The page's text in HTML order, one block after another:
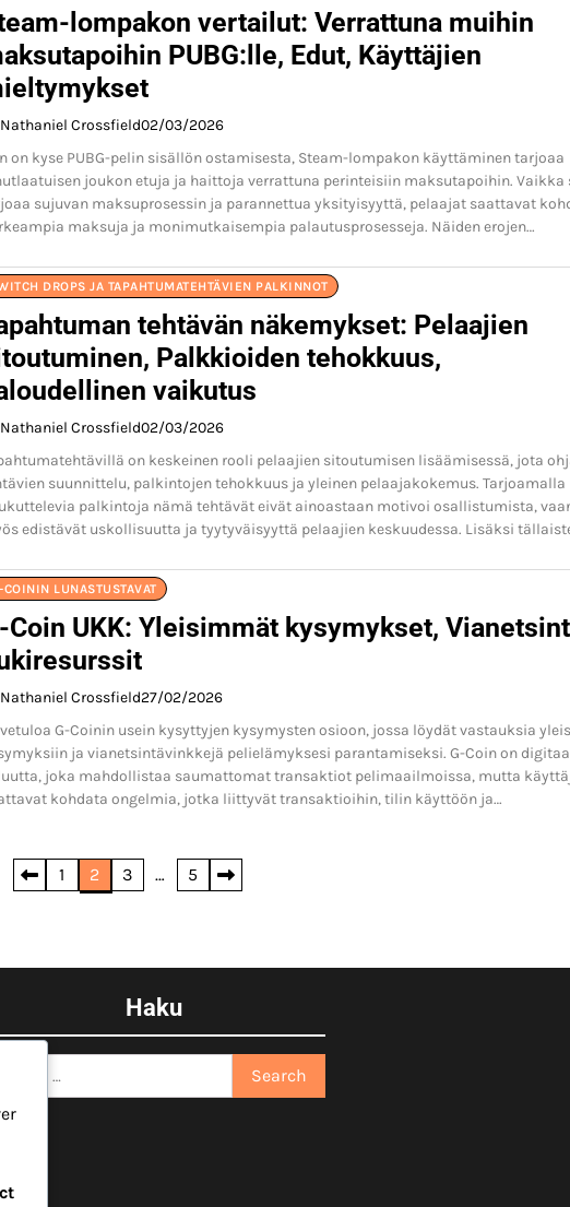
lompakon vertailut: Verrattuna muihin
PUBG:lle, Edut, Käyttäjien
Crossfield02/03/2026
on kyse PUBG-pelin sisällön ostamisesta, Steam-lompakon käyttäminen tarjoaa
joukon etuja ja haittoja verrattuna perinteisiin maksutapoihin. Vaikka
sujuvan maksuprosessin ja parannettua yksityisyyttä, pelaajat saattavat
maksuja ja monimutkaisempia palautusprosesseja. Näiden erojen…
DROPS JA TAPAHTUMATEHTÄVIEN PALKINNOT
tehtävän näkemykset: Pelaajien
Palkkioiden tehokkuus,
vaikutus
Crossfield02/03/2026
on keskeinen rooli pelaajien sitoutumisen lisäämisessä, jota
suunnittelu, palkintojen tehokkuus ja yleinen pelaajakokemus. Tarjoamalla
palkintoja nämä tehtävät eivät ainoastaan motivoi osallistumista,
edistävät uskollisuutta ja tyytyväisyyttä pelaajien keskuudessa. Lisäksi
COININ LUNASTUSTAVAT
Coin UKK: Yleisimmät kysymykset,
Crossfield27/02/2026
G-Coinin usein kysyttyjen kysymysten osioon, jossa löydät vastauksia
ja vianetsintävinkkejä pelielämyksesi parantamiseksi. G-Coin on
joka mahdollistaa saumattomat transaktiot pelimaailmoissa, mutta
kohdata ongelmia, jotka liittyvät transaktioihin, tilin käyttöön ja…
1 2 3 … 5
Haku